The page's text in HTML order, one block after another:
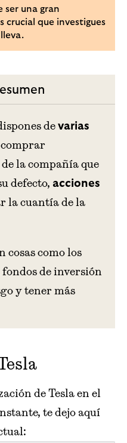
ser una gran
crucial que investigues
de varias
comprar
de la compañía que
defecto, acciones
la cuantía de la
cosas como los
de inversión
y tener más
de Tesla en el
te dejo aquí